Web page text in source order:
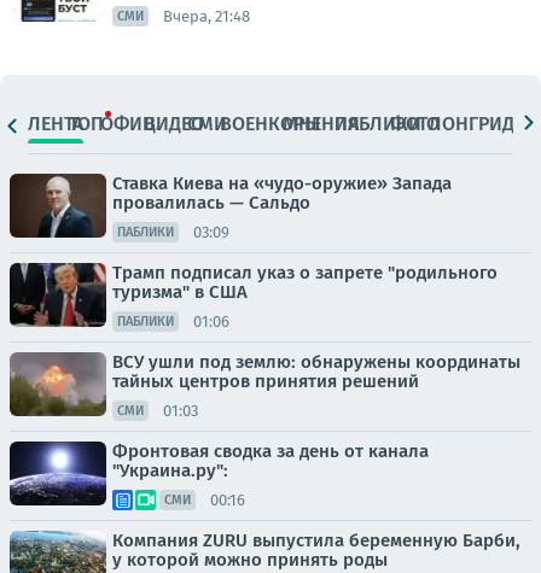
СМИ Вчера, 21:48
ЛЕНТАТОПОФИЦ.ВИДЕОСМИВОЕНКОРЫМНЕНИЯПАБЛИКИ
ФОТОЛОНГРИДЫ
Ставка Киева на «чудо-оружие» Запада
провалилась — Сальдо
ПАБЛИКИ 03:09
Трамп подписал указ о запрете "родильного
туризма" в США
ПАБЛИКИ 01:06
ВСУ ушли под землю: обнаружены координаты
тайных центров принятия решений
СМИ 01:03
Фронтовая сводка за день от канала
"Украина.ру":
СМИ 00:16
Компания ZURU выпустила беременную Барби,
у которой можно принять роды